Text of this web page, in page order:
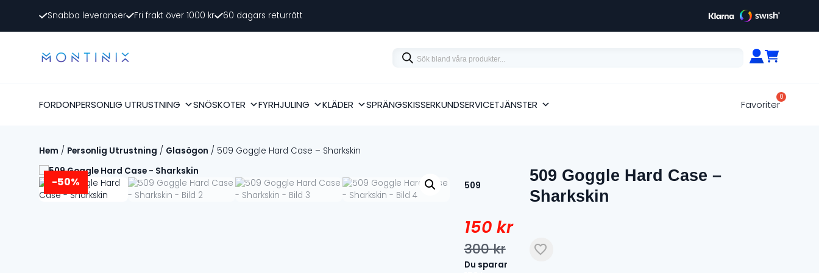
Snabba leveranser Fri frakt över 1000 kr 60 dagars returrätt
Products
search
FORDONPERSONLIG UTRUSTNING SNÖSKOTER FYRHJULING KLÄDER SPRÄNGSKISSERKUNDSERVICETJÄNSTER Favoriter
Hem / Personlig Utrustning / Glasögon / 509 Goggle Hard Case – Sharkskin
-50% 509
509 Goggle Hard Case –
Sharkskin
300kr
Det
150 kr
Det
Du sparar